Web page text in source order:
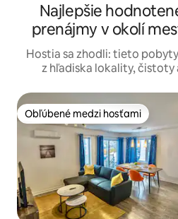
Najlepšie
prenájmy v okolí
Hostia sa zhodli: tieto
z hľadiska lokality, čistoty
Obľúbené medzi hosťami
Obľúbené medzi hosťami